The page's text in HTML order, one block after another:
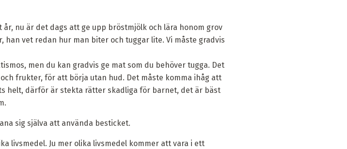
år, nu är det dags att ge upp bröstmjölk och lära honom grov
vet redan hur man biter och tuggar lite. Vi måste gradvis
men du kan gradvis ge mat som du behöver tugga. Det
frukter, för att börja utan hud. Det måste komma ihåg att
helt, därför är stekta rätter skadliga för barnet, det är bäst
sig själva att använda besticket.
livsmedel. Ju mer olika livsmedel kommer att vara i ett